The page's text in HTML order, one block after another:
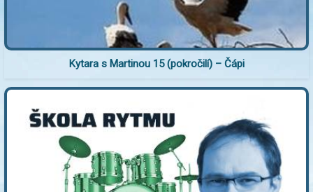
Kytara s Martinou 15 (pokročilí) – Čápi